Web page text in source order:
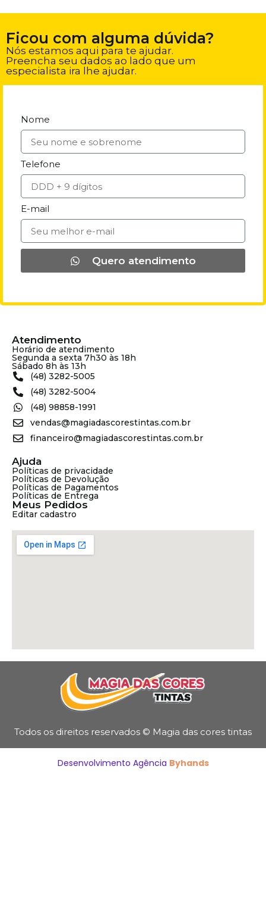
Ficou com alguma dúvida?
Nós estamos aqui para te ajudar.
Preencha seu dados ao lado que um
especialista ira lhe ajudar.
Nome
Telefone
E-mail
Quero atendimento
Atendimento
Horário de atendimento
Segunda a sexta 7h30 às 18h
Sábado 8h às 13h
(48) 3282-5005
(48) 3282-5004
(48) 98858-1991
vendas@magiadascorestintas.com.br
financeiro@magiadascorestintas.com.br
Ajuda
Políticas de privacidade
Políticas de Devolução
Políticas de Pagamentos
Políticas de Entrega
Meus Pedidos
Editar cadastro
Todos os direitos reservados © Magia das cores tintas
Desenvolvimento Agência Byhands